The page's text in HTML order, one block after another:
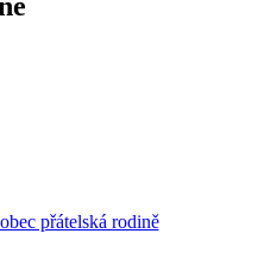
přátelská rodině